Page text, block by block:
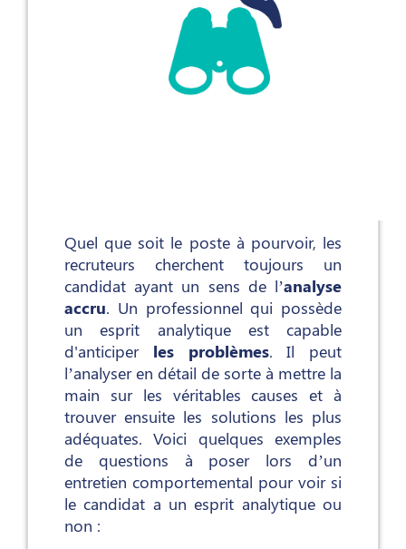
Quel que soit le poste à pourvoir, les
recruteurs cherchent toujours un
candidat ayant un sens de l’analyse
accru. Un professionnel qui possède
un esprit analytique est capable
d'anticiperles problèmes. Il peut
l’analyser en détail de sorte à mettre la
main sur les véritables causes et à
trouver ensuite les solutions les plus
adéquates. Voici quelques exemples
de questions à poser lors d’un
entretien comportemental pour voir si
le candidat a un esprit analytique ou
non :